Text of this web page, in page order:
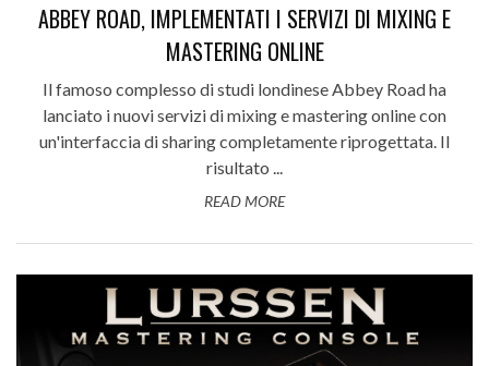
ABBEY ROAD, IMPLEMENTATI I SERVIZI DI MIXING E
MASTERING ONLINE
Il famoso complesso di studi londinese Abbey Road ha
lanciato i nuovi servizi di mixing e mastering online con
un'interfaccia di sharing completamente riprogettata. Il
risultato ...
READ MORE